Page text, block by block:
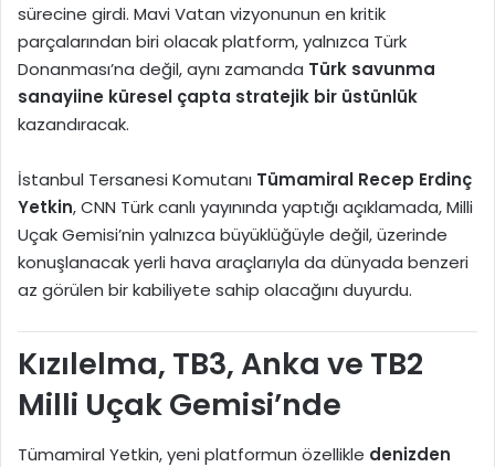
sürecine girdi. Mavi Vatan vizyonunun en kritik
parçalarından biri olacak platform, yalnızca Türk
Donanması’na değil, aynı zamanda Türk savunma
sanayiine küresel çapta stratejik bir üstünlük
kazandıracak.
İstanbul Tersanesi Komutanı Tümamiral Recep Erdinç
Yetkin, CNN Türk canlı yayınında yaptığı açıklamada, Milli
Uçak Gemisi’nin yalnızca büyüklüğüyle değil, üzerinde
konuşlanacak yerli hava araçlarıyla da dünyada benzeri
az görülen bir kabiliyete sahip olacağını duyurdu.
Kızılelma, TB3, Anka ve TB2
Milli Uçak Gemisi’nde
Tümamiral Yetkin, yeni platformun özellikle denizden